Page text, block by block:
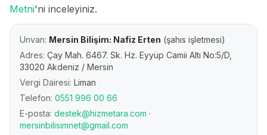
Metni'ni inceleyiniz.
Unvan: Mersin Bilişim: Nafiz Erten (şahıs işletmesi)
Adres: Çay Mah. 6467. Sk. Hz. Eyyüp Camii Altı No:5/D,
33020 Akdeniz / Mersin
Vergi Dairesi: Liman
Telefon: 0551 996 00 66
E-posta: destek@hizmetara.com ·
mersinbilisimnet@gmail.com